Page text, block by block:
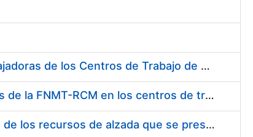
Suministro de Protectores Auditivos a medida para las personas trabajadoras de los Centros de Trabajo de Madrid y Burgos
Suministro de gafas graduadas antiproyecciones para los trabajadores de la FNMT-RCM en los centros de trabajo de Madrid y Burgos
Servicios de una empresa externa para el asesoramiento y resolución de los recursos de alzada que se presentan relacionados con procesos de selección para la FNMT-RCM